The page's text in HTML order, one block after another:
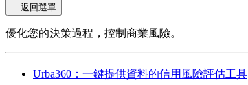
返回選單
優化您的決策過程，控制商業風險。
Urba360：一鍵提供資料的信用風險評估工具